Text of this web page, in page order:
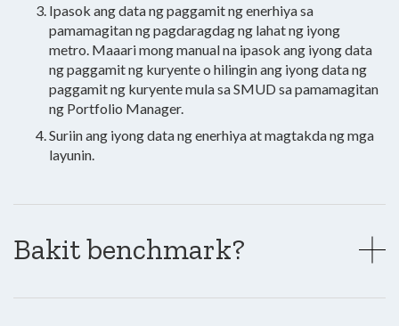
Ipasok ang data ng paggamit ng enerhiya sa
pamamagitan ng pagdaragdag ng lahat ng iyong
metro. Maaari mong manual na ipasok ang iyong data
ng paggamit ng kuryente o hilingin ang iyong data ng
paggamit ng kuryente mula sa SMUD sa pamamagitan
ng Portfolio Manager.
Suriin ang iyong data ng enerhiya at magtakda ng mga
layunin.
Bakit benchmark?